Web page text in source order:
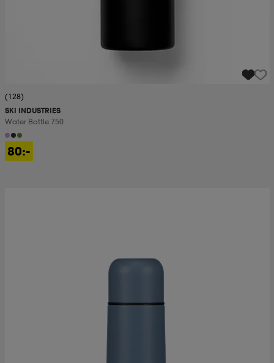
(128)
SKI INDUSTRIES
Water Bottle 750
80:-